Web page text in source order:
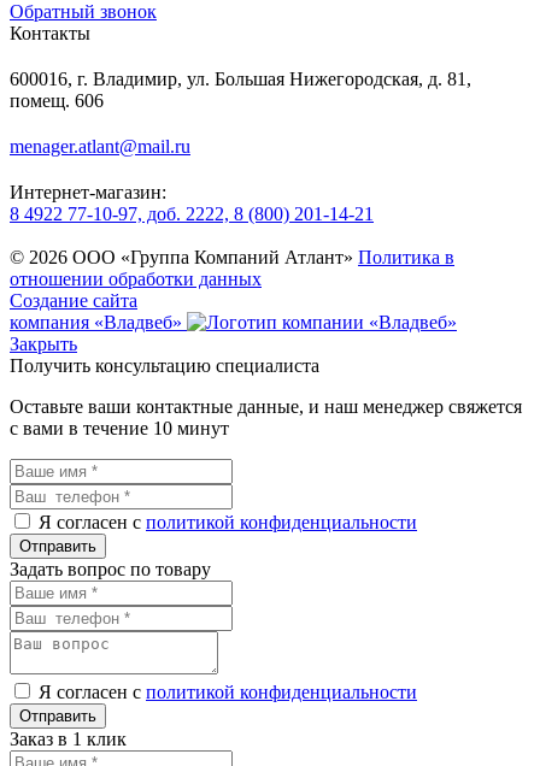
Обратный звонок
Контакты
600016, г. Владимир, ул. Большая Нижегородская, д. 81,
помещ. 606
menager.atlant@mail.ru
Интернет-магазин:
8 4922 77-10-97, доб. 2222, 8 (800) 201-14-21
© 2026 ООО «Группа Компаний Атлант» Политика в
отношении обработки данных
Создание сайта
компания «Владвеб»
Закрыть
Получить консультацию специалиста
Оставьте ваши контактные данные, и наш менеджер свяжется
с вами в течение 10 минут
Я согласен с политикой конфиденциальности
Задать вопрос по товару
Я согласен с политикой конфиденциальности
Заказ в 1 клик